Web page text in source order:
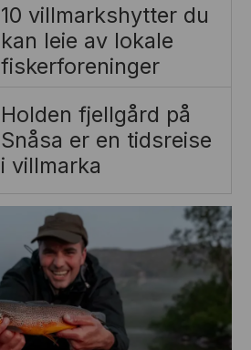
10 villmarkshytter du
kan leie av lokale
fiskerforeninger
Holden fjellgård på
Snåsa er en tidsreise
i villmarka